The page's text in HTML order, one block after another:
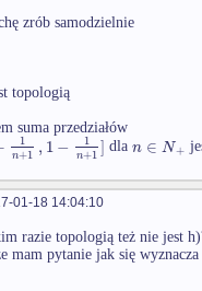
zrób samodzielnie
topologią
suma przedziałów
1
n+1 , 1− 1
n+1] dlan ∈ N+
01-18 14:04:10
razie topologią też nie jest
mam pytanie jak się